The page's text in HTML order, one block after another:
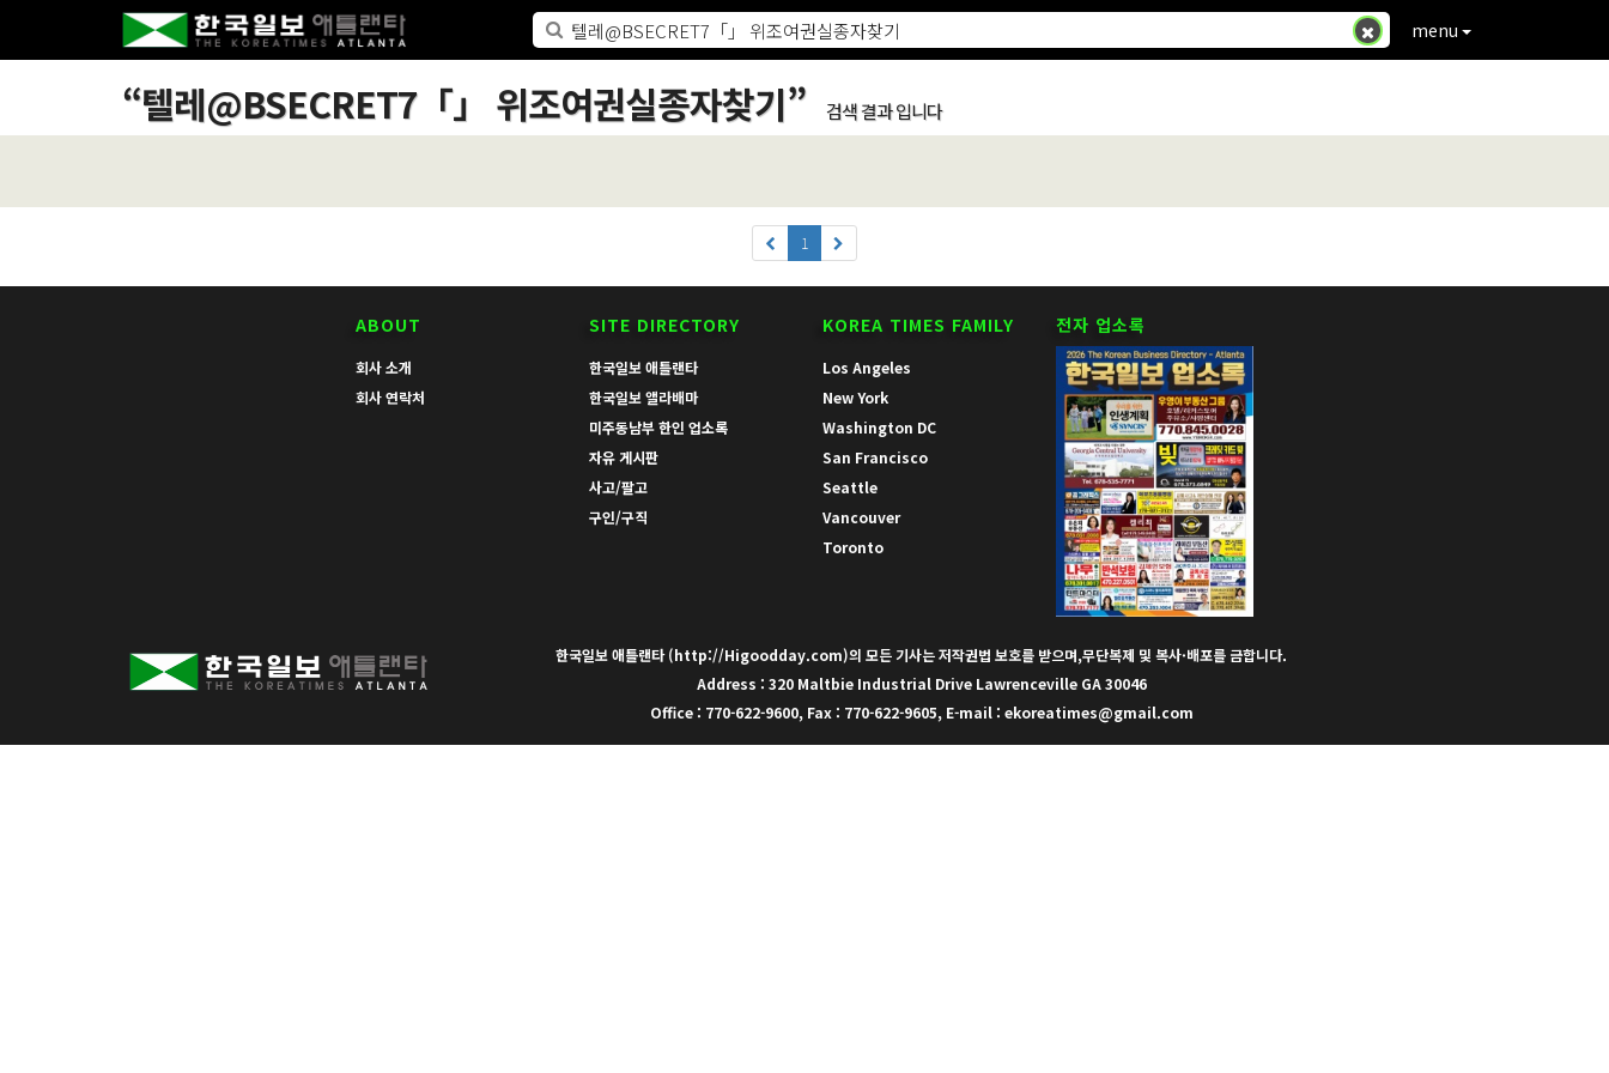
menu
“텔레@BSECRET7「」 위조여권실종자찾기” 검색 결과 입니다
1
ABOUT
회사 소개
회사 연락처
SITE DIRECTORY
한국일보 애틀랜타
한국일보 앨라배마
미주동남부 한인 업소록
자유 게시판
사고/팔고
구인/구직
KOREA TIMES FAMILY
Los Angeles
New York
Washington DC
San Francisco
Seattle
Vancouver
Toronto
전자 업소록
한국일보 애틀랜타 (http://Higoodday.com)의 모든 기사는 저작권법 보호를 받으며,무단복제 및 복사·배포를 금합니다.
Address : 320 Maltbie Industrial Drive Lawrenceville GA 30046
Office : 770-622-9600, Fax : 770-622-9605, E-mail : ekoreatimes@gmail.com